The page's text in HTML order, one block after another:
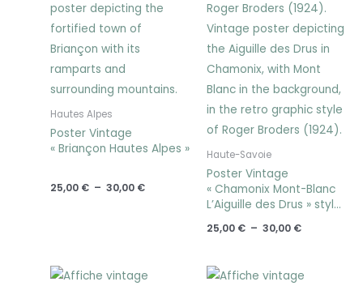
Hautes Alpes
Poster Vintage
« Briançon Hautes Alpes »
25,00 € – 30,00 €
Haute-Savoie
Poster Vintage
« Chamonix Mont-Blanc
L’Aiguille des Drus » style
25,00 € – 30,00 €
Plage
Plage